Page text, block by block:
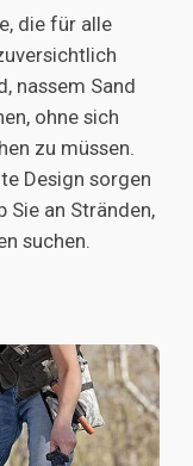
die für alle
nassem Sand
ohne sich
zu müssen.
Design sorgen
an Stränden,
suchen.